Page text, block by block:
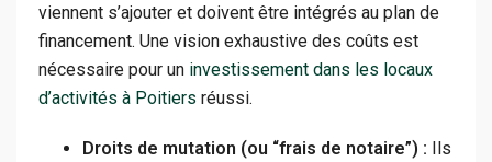
viennent s’ajouter et doivent être intégrés au plan de
financement. Une vision exhaustive des coûts est
nécessaire pour un investissement dans les locaux
d’activités à Poitiers réussi.
Droits de mutation (ou “frais de notaire”) : Ils